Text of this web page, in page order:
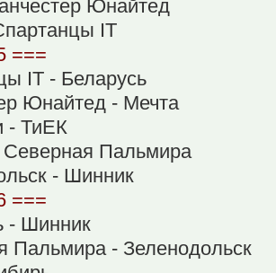
Юнайтед
IT
===
IT - Беларусь
Юнайтед - Мечта
- ТиЕК
Пальмира
- Шинник
===
- Шинник
Пальмира - Зеленодольск